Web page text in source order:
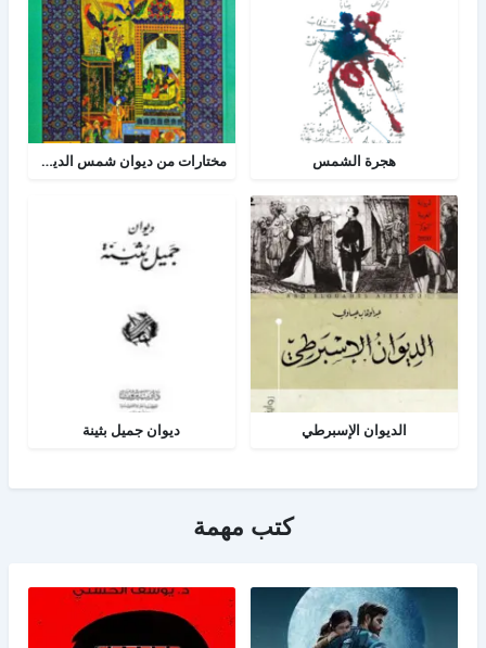
هجرة الشمس مختارات من ديوان شمس الدين تبريزي
الديوان الإسبرطي ديوان جميل بثينة
كتب مهمة